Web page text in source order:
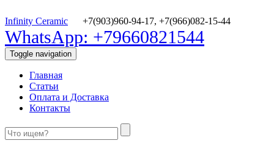
Infinity Ceramic +7(903)960-94-17, +7(966)082-15-44
WhatsApp: +79660821544
Toggle navigation
Главная
Статьи
Оплата и Доставка
Контакты